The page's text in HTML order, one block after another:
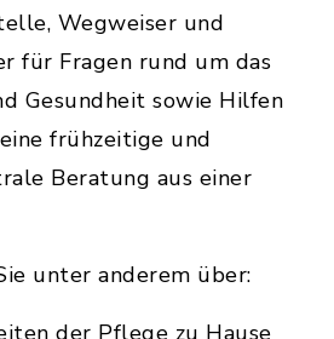
Wegweiser und
für Fragen rund um das
Gesundheit sowie Hilfen
frühzeitige und
Beratung aus einer
unter anderem über:
der Pflege zu Hause